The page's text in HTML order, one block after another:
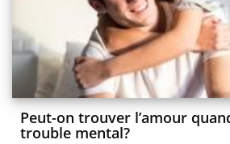
Peut-on trouver l’amour
trouble mental?